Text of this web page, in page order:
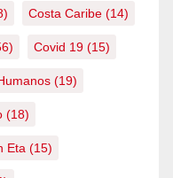
Costa Caribe (14)
Covid 19 (15)
(19)
(18)
Eta (15)